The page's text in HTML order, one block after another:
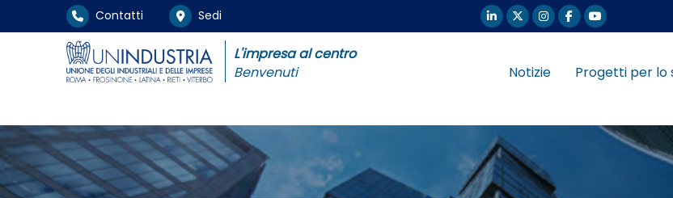
Contatti Sedi
L'impresa al centro
Benvenuti
Notizie Progetti per lo